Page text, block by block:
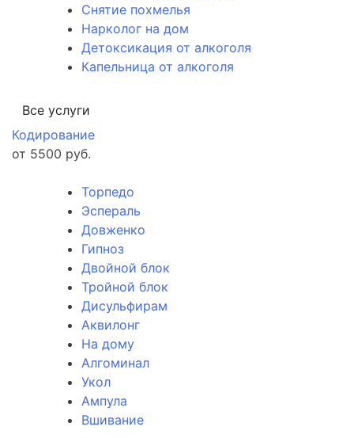
Снятие похмелья
Нарколог на дом
Детоксикация от алкоголя
Капельница от алкоголя
Все услуги
Кодирование
от 5500 руб.
Торпедо
Эспераль
Довженко
Гипноз
Двойной блок
Тройной блок
Дисульфирам
Аквилонг
На дому
Алгоминал
Укол
Ампула
Вшивание